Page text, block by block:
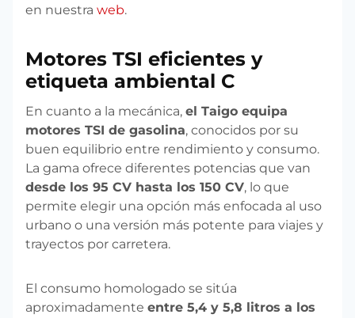
en nuestra web.
Motores TSI eficientes y
etiqueta ambiental C
En cuanto a la mecánica, el Taigo equipa
motores TSI de gasolina, conocidos por su
buen equilibrio entre rendimiento y consumo.
La gama ofrece diferentes potencias que van
desde los 95 CV hasta los 150 CV, lo que
permite elegir una opción más enfocada al uso
urbano o una versión más potente para viajes y
trayectos por carretera.
El consumo homologado se sitúa
aproximadamente entre 5,4 y 5,8 litros a los